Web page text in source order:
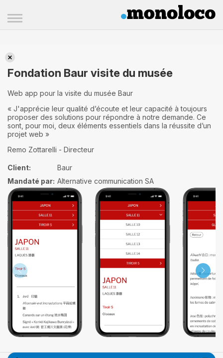
Fondation Baur visite du musée
Web app pour la visite du musée Baur
« J'apprécie leur qualité d’écoute et leur capacité à toujours
proposer des solutions pour répondre à notre demande. Ce
sont, pour moi, deux éléments essentiels dans la réussite d’un
projet web »
Remo Zottarelli - Directeur
Client:
Baur
Mandaté par: Alternative communication SA